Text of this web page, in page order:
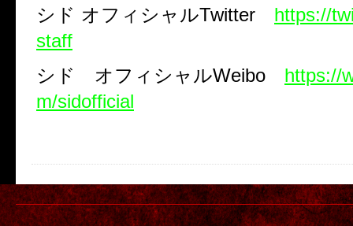
シド オフィシャルTwitter
https://
staff
シド オフィシャルWeibo
https://
m/sidofficial